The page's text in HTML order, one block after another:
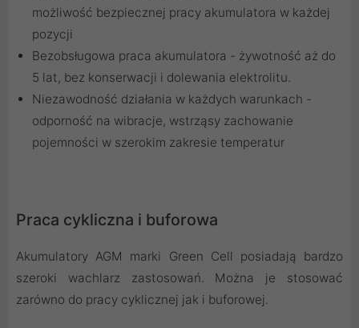
możliwość bezpiecznej pracy akumulatora w każdej
pozycji
Bezobsługowa praca akumulatora - żywotność aż do
5 lat, bez konserwacji i dolewania elektrolitu.
Niezawodność działania w każdych warunkach -
odporność na wibracje, wstrząsy zachowanie
pojemności w szerokim zakresie temperatur
Praca cykliczna i buforowa
Akumulatory AGM marki Green Cell posiadają bardzo
szeroki wachlarz zastosowań. Można je stosować
zarówno do pracy cyklicznej jak i buforowej.